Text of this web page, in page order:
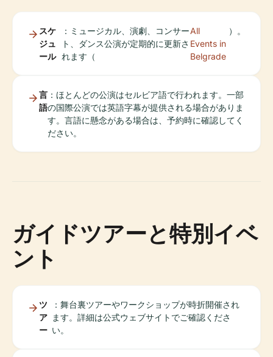
スケ
ジュ
ール
：ミュージカル、演劇、コンサー
ト、ダンス公演が定期的に更新さ
れます（
All
Events in
Belgrade
）。
言
語
：ほとんどの公演はセルビア語で行われます。一部
の国際公演では英語字幕が提供される場合がありま
す。言語に懸念がある場合は、予約時に確認してく
ださい。
ガイドツアーと特別イベ
ント
ツ
ア
ー
：舞台裏ツアーやワークショップが時折開催され
ます。詳細は公式ウェブサイトでご確認くださ
い。